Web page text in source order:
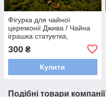
Фігурка для чайної
церемонії Джива / Чайна
іграшка статуетка,
300 ₴
Купити
Подібні товари компанії